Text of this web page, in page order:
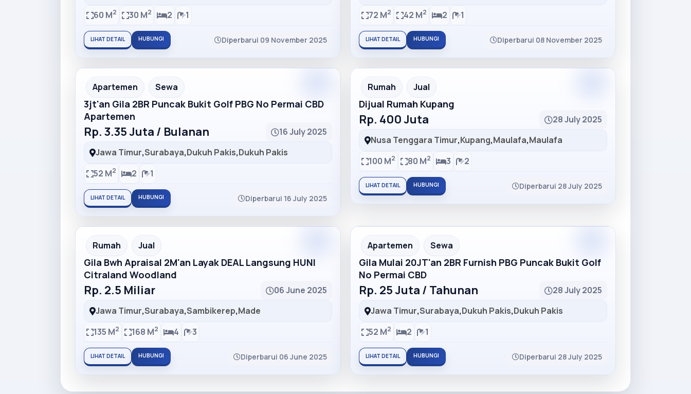
60 M2 30 M2 2 1
LIHAT DETAIL HUBUNGI Diperbarui 09 November 2025
72 M2 42 M2 2 1
LIHAT DETAIL HUBUNGI Diperbarui 08 November 2025
Partner Ad
Apartemen Sewa
3jt'an Gila 2BR Puncak Bukit Golf PBG No Permai CBD
Apartemen
Rp. 3.35 Juta / Bulanan
16 July 2025
Jawa Timur,Surabaya,Dukuh Pakis,Dukuh Pakis
52 M2 2 1
LIHAT DETAIL HUBUNGI Diperbarui 16 July 2025
Partner Ad
Rumah Jual
Dijual Rumah Kupang
Rp. 400 Juta
28 July 2025
Nusa Tenggara Timur,Kupang,Maulafa,Maulafa
100 M2 80 M2 3 2
LIHAT DETAIL HUBUNGI Diperbarui 28 July 2025
Partner Ad
Rumah Jual
Gila Bwh Apraisal 2M'an Layak DEAL Langsung HUNI
Citraland Woodland
Rp. 2.5 Miliar
06 June 2025
Jawa Timur,Surabaya,Sambikerep,Made
135 M2 168 M2 4 3
LIHAT DETAIL HUBUNGI Diperbarui 06 June 2025
Partner Ad
Apartemen Sewa
Gila Mulai 20JT'an 2BR Furnish PBG Puncak Bukit Golf
No Permai CBD
Rp. 25 Juta / Tahunan
28 July 2025
Jawa Timur,Surabaya,Dukuh Pakis,Dukuh Pakis
52 M2 2 1
LIHAT DETAIL HUBUNGI Diperbarui 28 July 2025